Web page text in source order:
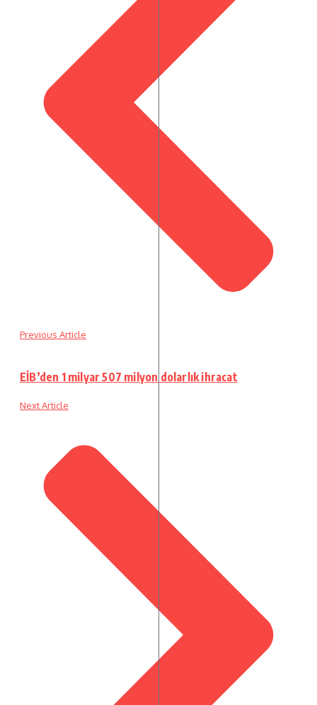
Previous Article
EİB’den 1 milyar 507 milyon dolarlık ihracat
Next Article